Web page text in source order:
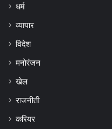
धर्म
व्यापार
विदेश
मनोरंजन
खेल
राजनीती
करियर